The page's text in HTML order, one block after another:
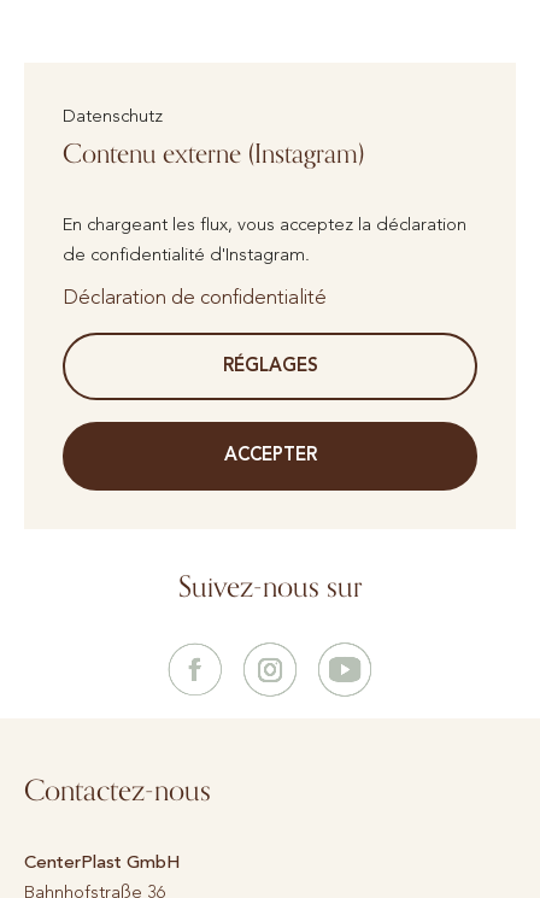
Datenschutz
Contenu externe (Instagram)
En chargeant les flux, vous acceptez la déclaration
de confidentialité d'Instagram.
Déclaration de confidentialité
RÉGLAGES
ACCEPTER
Suivez-nous sur
Contactez-nous
CenterPlast GmbH
Bahnhofstraße 36